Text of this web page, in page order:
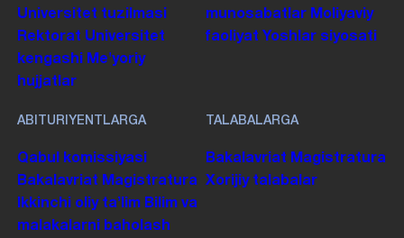
Universitet tuzilmasi
Rektorat Universitet
kengashi
Me'yoriy
hujjatlar
munosabatlar Moliyaviy
faoliyat Yoshlar siyosati
ABITURIYENTLARGA
Qabul komissiyasi
Bakalavriat Magistratura
Ikkinchi oliy taʼlim Bilim va
malakalarni baholash
TALABALARGA
Bakalavriat Magistratura
Xorijiy talabalar